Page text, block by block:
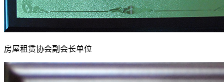
房屋租赁协会副会长单位